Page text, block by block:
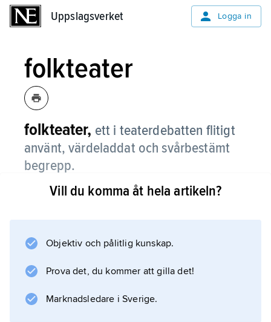
Uppslagsverket Logga in
folkteater
folkteater, ett i teaterdebatten flitigt
använt, värdeladdat och svårbestämt
begrepp.
Termen har knutits till mycket olika slag av
publikgrupper, att bredda teaterpubliken eller
metoder för att nå detta mål har prövats. En är
skapandet av publikorganisationer, som t.ex.
Skådebanan, bildad 1910
Vill du komma åt hela artikeln?
Objektiv och pålitlig kunskap.
Prova det, du kommer att gilla det!
Marknadsledare i Sverige.